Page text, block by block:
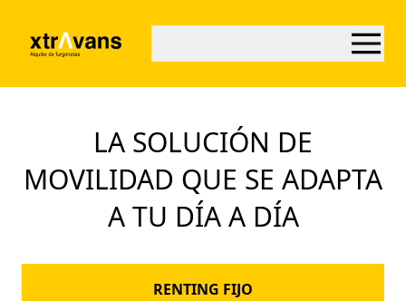
LA SOLUCIÓN DE
MOVILIDAD QUE SE ADAPTA
A TU DÍA A DÍA
RENTING FIJO